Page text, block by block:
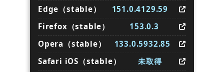
Edge（stable）
151.0.4129.59
Firefox（stable）
153.0.3
Opera（stable）
133.0.5932.85
Safari iOS（stable）
未取得